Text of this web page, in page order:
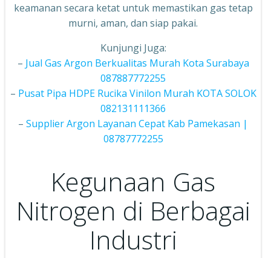
keamanan secara ketat untuk memastikan gas tetap
murni, aman, dan siap pakai.
Kunjungi Juga:
– Jual Gas Argon Berkualitas Murah Kota Surabaya
087887772255
– Pusat Pipa HDPE Rucika Vinilon Murah KOTA SOLOK
082131111366
– Supplier Argon Layanan Cepat Kab Pamekasan |
08787772255
Kegunaan Gas
Nitrogen di Berbagai
Industri